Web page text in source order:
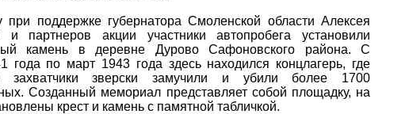
при поддержке губернатора Смоленской области Алексея
и партнеров акции участники автопробега установили
камень в деревне Дурово Сафоновского района. С
года по март 1943 года здесь находился концлагерь, где
захватчики зверски замучили и убили более 1700
Созданный мемориал представляет собой площадку, на
крест и камень с памятной табличкой.